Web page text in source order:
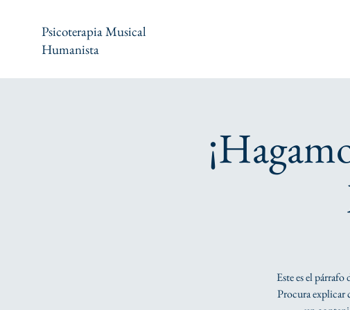
Psicoterapia Musical
Humanista
Este es el
Procura explicar